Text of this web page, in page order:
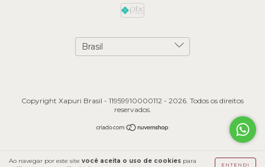
Ao navegar por este site você aceita o uso de cookies para
ENTENDI
Copyright Xapuri Brasil - 11959910000112 - 2026. Todos os direitos
reservados.